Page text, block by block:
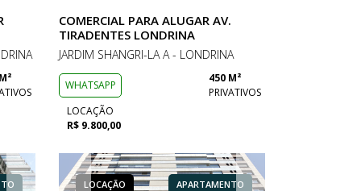
COMERCIAL PARA ALUGAR AV.
TIRADENTES LONDRINA
JARDIM SHANGRI-LA A - LONDRINA
WHATSAPP
450 M²
PRIVATIVOS
LOCAÇÃO
R$ 9.800,00
LOCAÇÃO COMERCIAL LOCAÇÃO
LOCAÇÃO APARTAMENTO
LOCAÇÃO APARTAMENTO